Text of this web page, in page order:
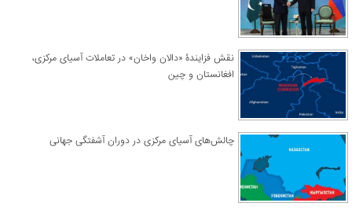
نقش فزایندۀ «دالان واخان» در تعاملات آسیای مرکزی،
افغانستان و چین
چالش‌های آسیای مرکزی در دوران آشفتگی جهانی